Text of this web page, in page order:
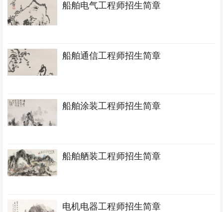
船舶电气工程师招生简章
船舶通信工程师招生简章
船舶涂装工程师招生简章
船舶舾装工程师招生简章
电机电器工程师招生简章